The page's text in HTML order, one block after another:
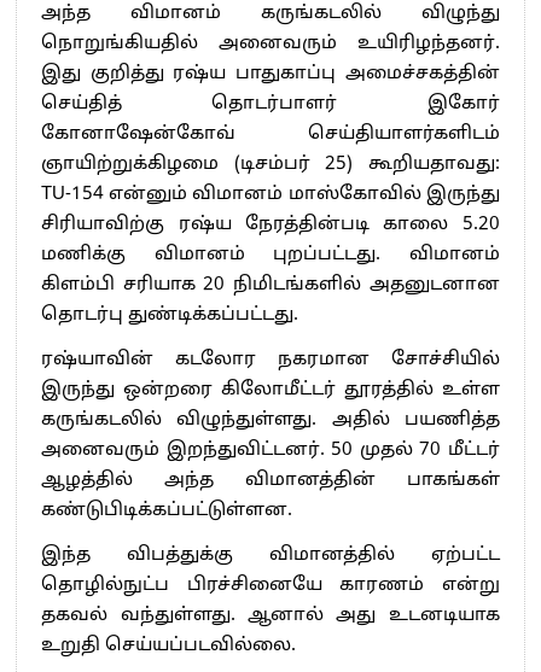
அந்த விமானம் கருங்கடலில் விழுந்து
நொறுங்கியதில் அனைவரும் உயிரிழந்தனர்.
இது குறித்து ரஷ்ய பாதுகாப்பு அமைச்சகத்தின்
செய்தித் தொடர்பாளர் இகோர்
கோனாஷேன்கோவ் செய்தியாளர்களிடம்
ஞாயிற்றுக்கிழமை (டிசம்பர் 25) கூறியதாவது:
TU-154 என்னும் விமானம் மாஸ்கோவில் இருந்து
சிரியாவிற்கு ரஷ்ய நேரத்தின்படி காலை 5.20
மணிக்கு விமானம் புறப்பட்டது. விமானம்
கிளம்பி சரியாக 20 நிமிடங்களில் அதனுடனான
தொடர்பு துண்டிக்கப்பட்டது.
ரஷ்யாவின் கடலோர நகரமான சோச்சியில்
இருந்து ஒன்றரை கிலோமீட்டர் தூரத்தில் உள்ள
கருங்கடலில் விழுந்துள்ளது. அதில் பயணித்த
அனைவரும் இறந்துவிட்டனர். 50 முதல் 70 மீட்டர்
ஆழத்தில் அந்த விமானத்தின் பாகங்கள்
கண்டுபிடிக்கப்பட்டுள்ளன.
இந்த விபத்துக்கு விமானத்தில் ஏற்பட்ட
தொழில்நுட்ப பிரச்சினையே காரணம் என்று
தகவல் வந்துள்ளது. ஆனால் அது உடனடியாக
உறுதி செய்யப்படவில்லை.